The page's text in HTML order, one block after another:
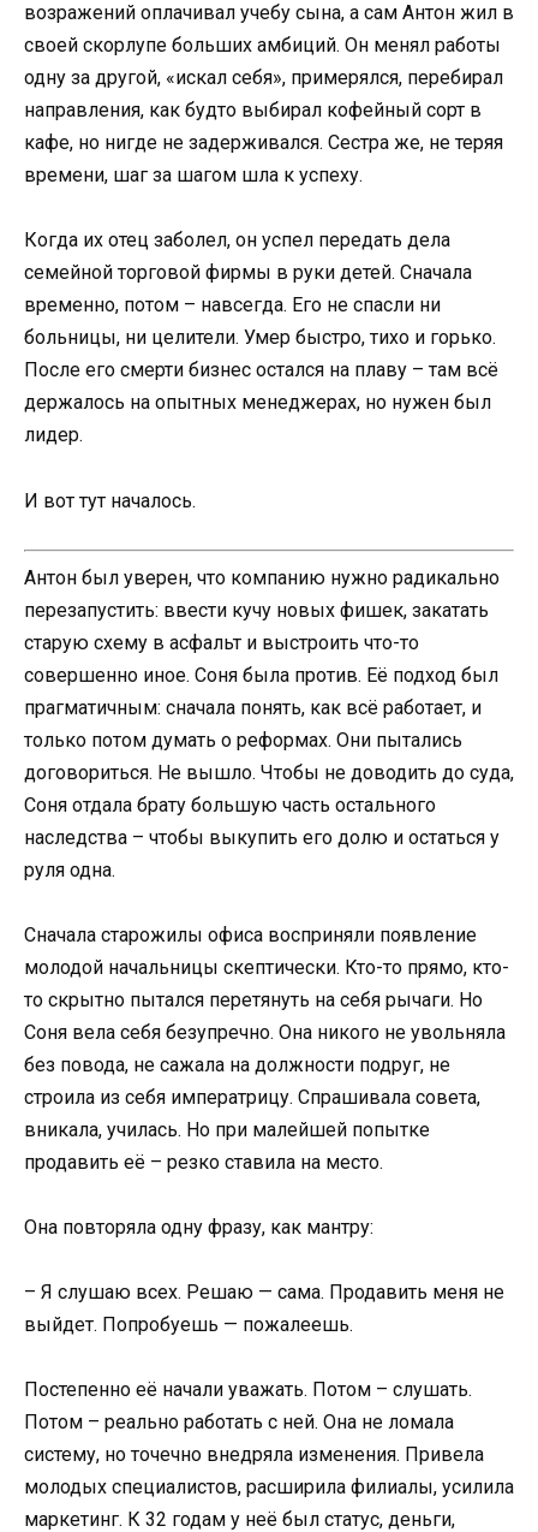
возражений оплачивал учебу сына, а сам Антон жил в
своей скорлупе больших амбиций. Он менял работы
одну за другой, «искал себя», примерялся, перебирал
направления, как будто выбирал кофейный сорт в
кафе, но нигде не задерживался. Сестра же, не теряя
времени, шаг за шагом шла к успеху.
Когда их отец заболел, он успел передать дела
семейной торговой фирмы в руки детей. Сначала
временно, потом – навсегда. Его не спасли ни
больницы, ни целители. Умер быстро, тихо и горько.
После его смерти бизнес остался на плаву – там всё
держалось на опытных менеджерах, но нужен был
лидер.
И вот тут началось.
Антон был уверен, что компанию нужно радикально
перезапустить: ввести кучу новых фишек, закатать
старую схему в асфальт и выстроить что-то
совершенно иное. Соня была против. Её подход был
прагматичным: сначала понять, как всё работает, и
только потом думать о реформах. Они пытались
договориться. Не вышло. Чтобы не доводить до суда,
Соня отдала брату большую часть остального
наследства – чтобы выкупить его долю и остаться у
руля одна.
Сначала старожилы офиса восприняли появление
молодой начальницы скептически. Кто-то прямо, кто-
то скрытно пытался перетянуть на себя рычаги. Но
Соня вела себя безупречно. Она никого не увольняла
без повода, не сажала на должности подруг, не
строила из себя императрицу. Спрашивала совета,
вникала, училась. Но при малейшей попытке
продавить её – резко ставила на место.
Она повторяла одну фразу, как мантру:
– Я слушаю всех. Решаю — сама. Продавить меня не
выйдет. Попробуешь — пожалеешь.
Постепенно её начали уважать. Потом – слушать.
Потом – реально работать с ней. Она не ломала
систему, но точечно внедряла изменения. Привела
молодых специалистов, расширила филиалы, усилила
маркетинг. К 32 годам у неё был статус, деньги,